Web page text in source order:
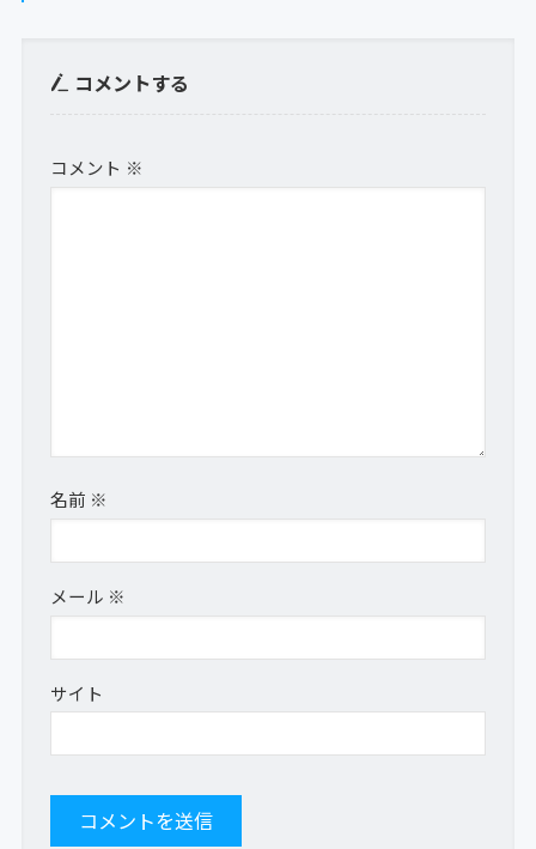
コメントする
コメント ※
名前 ※
メール ※
サイト